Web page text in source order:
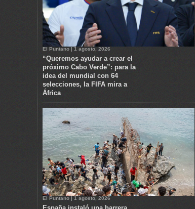
El Puntano | 1 agosto, 2026
“Queremos ayudar a crear el
próximo Cabo Verde”: para la
idea del mundial con 64
selecciones, la FIFA mira a
África
El Puntano | 1 agosto, 2026